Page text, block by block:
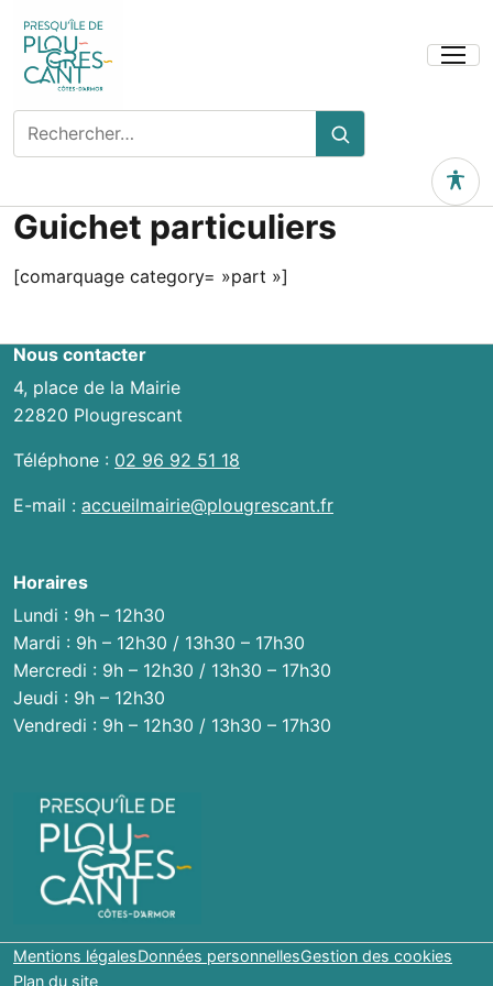
Ouvrir
Rechercher
sur
site
Rechercher
Outils
Guichet particuliers
[comarquage category= »part »]
Nous contacter
4, place de la Mairie
22820 Plougrescant
Téléphone : 02 96 92 51 18
E-mail : accueilmairie@plougrescant.fr
Horaires
Lundi : 9h – 12h30
Mardi : 9h – 12h30 / 13h30 – 17h30
Mercredi : 9h – 12h30 / 13h30 – 17h30
Jeudi : 9h – 12h30
Vendredi : 9h – 12h30 / 13h30 – 17h30
Mentions légalesDonnées personnellesGestion des cookies
Plan du site